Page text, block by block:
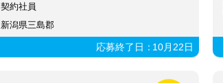
契約社員
新潟県三島郡
応募終了日：10月22日